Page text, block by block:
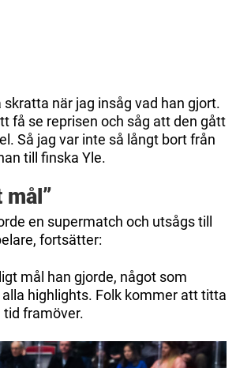
när jag insåg vad han gjort.
få se reprisen och såg att den gått
Så jag var inte så långt bort från
till finska Yle.
mål”
en supermatch och utsågs till
fortsätter:
mål han gjorde, något som
highlights. Folk kommer att titta
tid framöver.